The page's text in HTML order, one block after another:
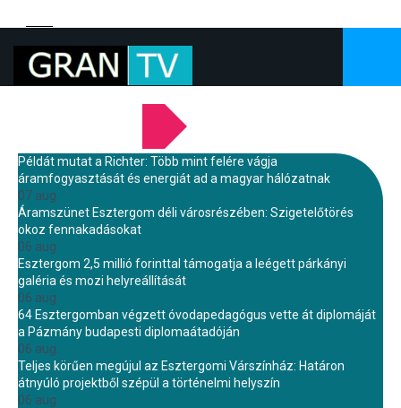
Példát mutat a Richter: Több mint felére vágja
áramfogyasztását és energiát ad a magyar hálózatnak
07 aug.
Áramszünet Esztergom déli városrészében: Szigetelőtörés
okoz fennakadásokat
06 aug.
Esztergom 2,5 millió forinttal támogatja a leégett párkányi
galéria és mozi helyreállítását
06 aug.
64 Esztergomban végzett óvodapedagógus vette át diplomáját
a Pázmány budapesti diplomaátadóján
06 aug.
Teljes körűen megújul az Esztergomi Várszínház: Határon
átnyúló projektből szépül a történelmi helyszín
06 aug.